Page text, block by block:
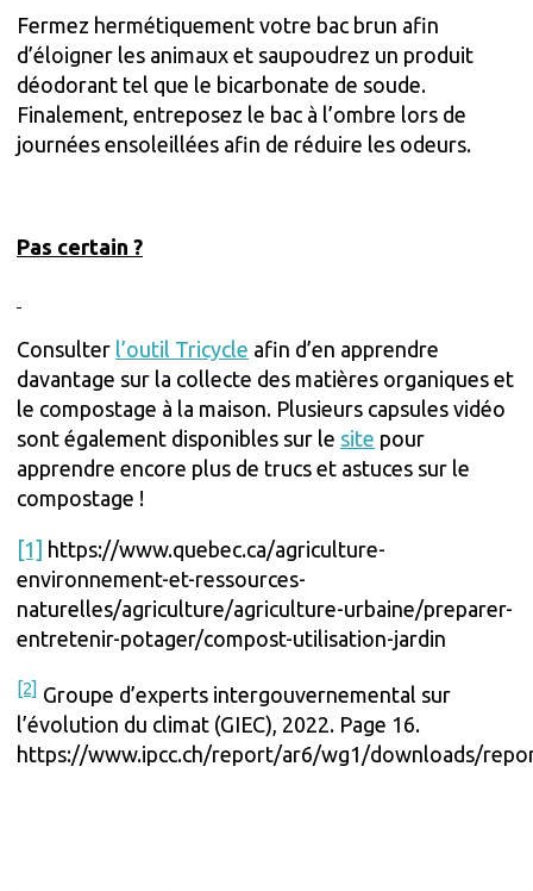
Fermez hermétiquement votre bac brun afin
d’éloigner les animaux et saupoudrez un produit
déodorant tel que le bicarbonate de soude.
Finalement, entreposez le bac à l’ombre lors de
journées ensoleillées afin de réduire les odeurs.
Pas certain ?
Consulter l’outil Tricycle afin d’en apprendre
davantage sur la collecte des matières organiques et
le compostage à la maison. Plusieurs capsules vidéo
sont également disponibles sur le site pour
apprendre encore plus de trucs et astuces sur le
compostage !
[1] https://www.quebec.ca/agriculture-
environnement-et-ressources-
naturelles/agriculture/agriculture-urbaine/preparer-
entretenir-potager/compost-utilisation-jardin
[2] Groupe d’experts intergouvernemental sur
l’évolution du climat (GIEC), 2022. Page 16.
https://www.ipcc.ch/report/ar6/wg1/downloads/